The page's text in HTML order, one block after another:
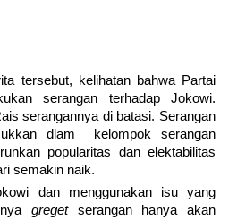
tersebut, kelihatan bahwa Partai
serangan terhadap Jokowi.
serangannya di batasi. Serangan
dlam kelompok serangan
popularitas dan elektabilitas
semakin naik.
dan menggunakan isu yang
gregetserangan hanya akan